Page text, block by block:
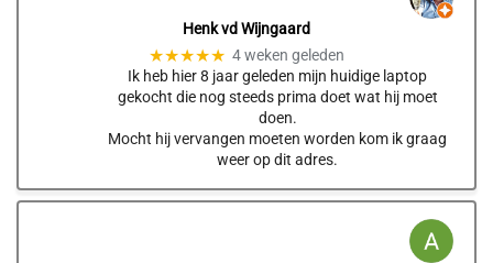
Henk vd Wijngaard
★★★★★ 4 weken geleden
Ik heb hier 8 jaar geleden mijn huidige laptop
gekocht die nog steeds prima doet wat hij moet
doen.
Mocht hij vervangen moeten worden kom ik graag
weer op dit adres.